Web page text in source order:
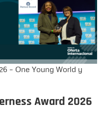
– One Young World y
Award 2026